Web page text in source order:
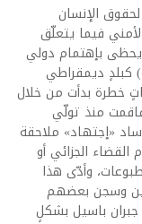
الإنسان
فيما يتعلّق
بإهتمام دولي
كبلدٍ ديمقراطي
خطرة بدأت من خلال
منذ تولّي
«إجتهاد» ملاحقة
الجزائي أو
وأدّى هذا
وسجن بعضهم
جبران باسيل بشكلٍ